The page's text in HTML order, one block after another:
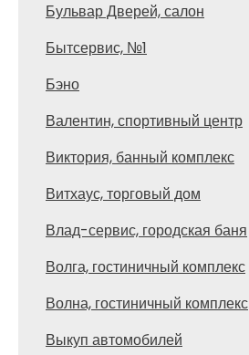
Бульвар Дверей, салон
Бытсервис, №1
Бэно
Валентин, спортивный центр
Виктория, банный комплекс
Витхаус, торговый дом
Влад-сервис, городская баня
Волга, гостиничный комплекс
Волна, гостиничный комплекс
Выкуп автомобилей